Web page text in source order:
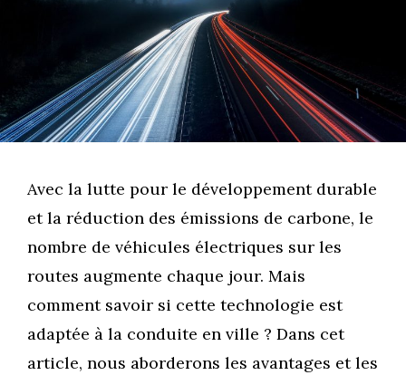
Avec la lutte pour le développement durable
et la réduction des émissions de carbone, le
nombre de véhicules électriques sur les
routes augmente chaque jour. Mais
comment savoir si cette technologie est
adaptée à la conduite en ville ? Dans cet
article, nous aborderons les avantages et les